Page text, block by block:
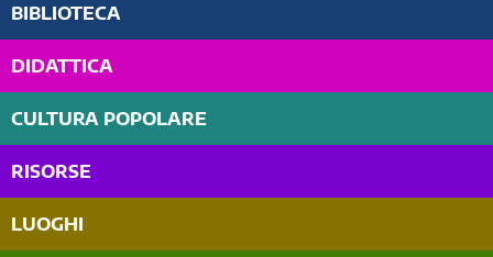
BIBLIOTECA
DIDATTICA
CULTURA POPOLARE
RISORSE
LUOGHI